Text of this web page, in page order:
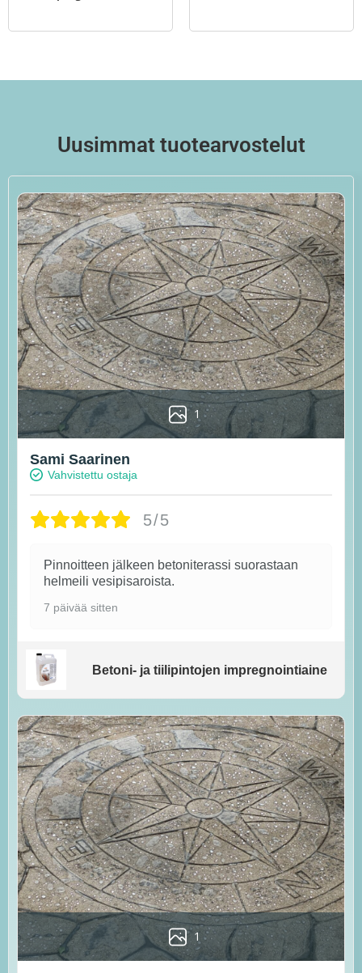
Uusimmat tuotearvostelut
1
Sami Saarinen
Vahvistettu ostaja
5/5
Pinnoitteen jälkeen betoniterassi suorastaan
helmeili vesipisaroista.
7 päivää sitten
Betoni- ja tiilipintojen impregnointiaine
1